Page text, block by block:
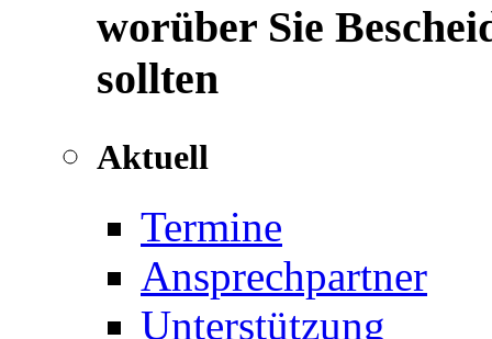
worüber Sie
sollten
Aktuell
Termine
Ansprechpartner
Unterstützung